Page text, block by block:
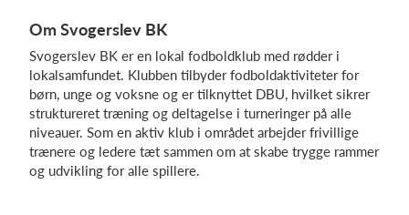
Webshop
Billetsystem
Hvad koster det?
Om Svogerslev BK
Svogerslev BK er en lokal fodboldklub med rødder i
lokalsamfundet. Klubben tilbyder fodboldaktiviteter for
børn, unge og voksne og er tilknyttet DBU, hvilket sikrer
struktureret træning og deltagelse i turneringer på alle
niveauer. Som en aktiv klub i området arbejder frivillige
trænere og ledere tæt sammen om at skabe trygge rammer
og udvikling for alle spillere.